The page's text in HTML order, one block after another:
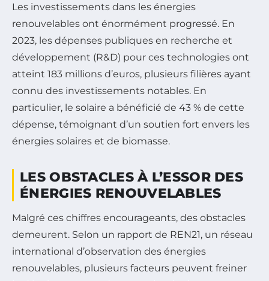
Les investissements dans les énergies
renouvelables ont énormément progressé. En
2023, les dépenses publiques en recherche et
développement (R&D) pour ces technologies ont
atteint 183 millions d’euros, plusieurs filières ayant
connu des investissements notables. En
particulier, le solaire a bénéficié de 43 % de cette
dépense, témoignant d’un soutien fort envers les
énergies solaires et de biomasse.
LES OBSTACLES À L’ESSOR DES
ÉNERGIES RENOUVELABLES
Malgré ces chiffres encourageants, des obstacles
demeurent. Selon un rapport de REN21, un réseau
international d’observation des énergies
renouvelables, plusieurs facteurs peuvent freiner